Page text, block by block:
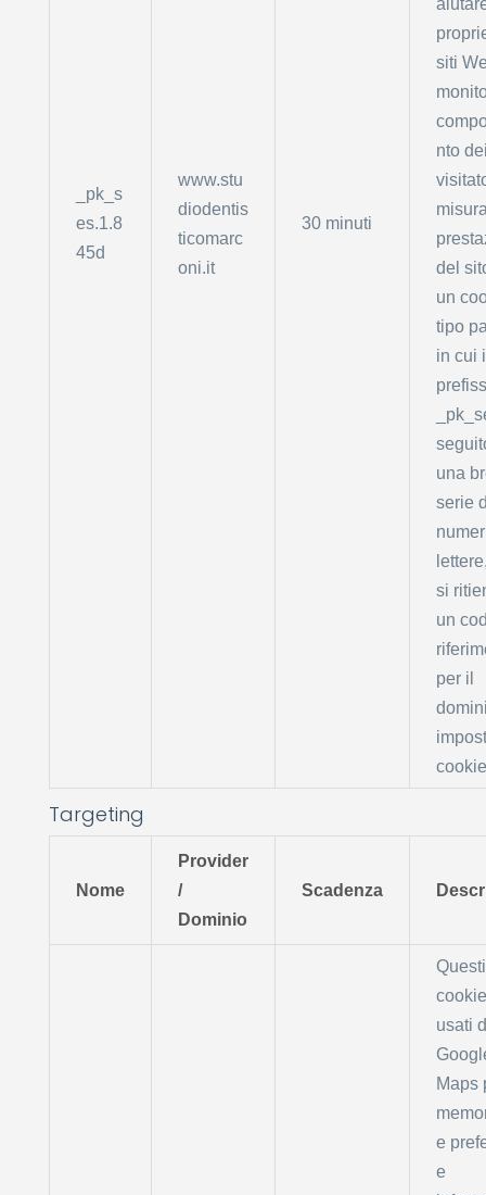
_pk_s
es.1.8
45d
www.stu
diodentis
ticomarc
oni.it
30 minuti
siti
nto
del
un
tipo
in cui
una
serie
si
un
per il
Targeting
Nome
Provider
/
Dominio
Scadenza
Questi
usati
Maps
e
e